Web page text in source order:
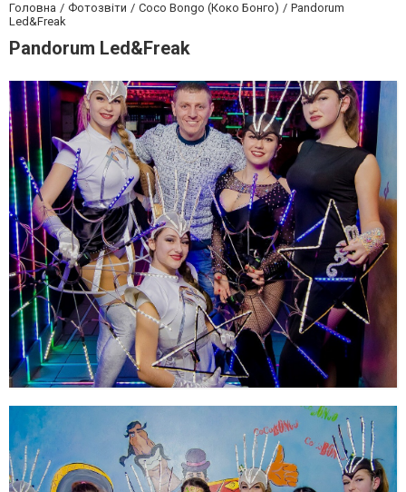
Головна Фотозвіти Coco Bongo (Коко Бонго)
Pandorum
Led&Freak
Pandorum Led&Freak